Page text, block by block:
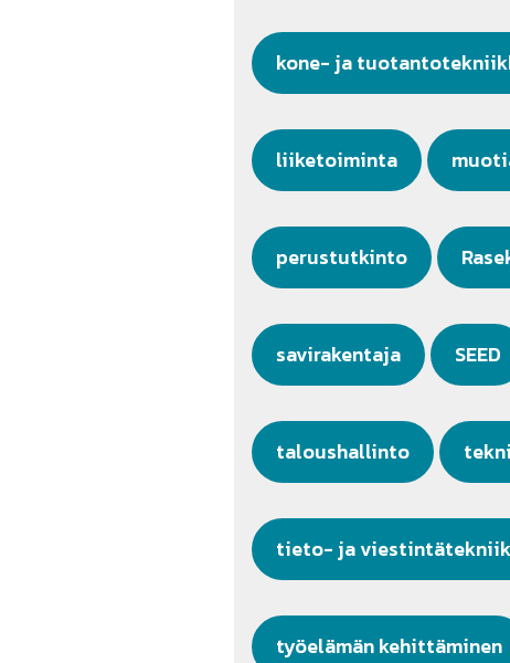
kone- ja
liiketoiminta
perustutkinto
savirakentaja SEED
taloushallinto
tieto- ja
työelämän kehittäminen